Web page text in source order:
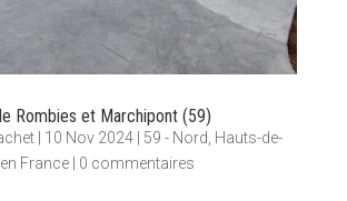
Rombies et Marchipont (59)
| 10 Nov 2024| 59 - Nord Hauts-de-
France| 0 commentaires